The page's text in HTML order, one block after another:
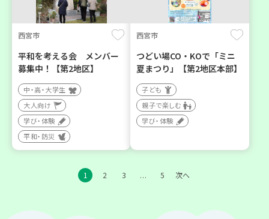
西宮市
平和を考える会 メンバー
募集中！【第2地区】
中・高・大学生
大人向け
学び・体験
平和・防災
西宮市
つどい場CO・KOで「ミニ
夏まつり」【第2地区本部】
子ども
親子で楽しむ
学び・体験
1 2 3 … 5 次へ